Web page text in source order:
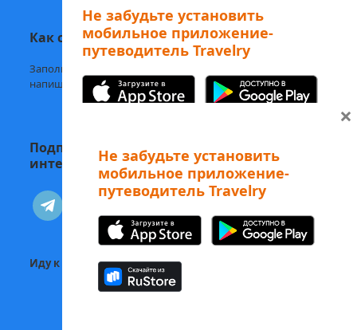
Как с нами связаться
Заполните
напишите нам в Telegramили на welcome@mytravelry.com
Подписывайтесь на Travelry — с нами
интересно и полезно!
telegram vkontakte
Иду к себе: Статьи о психологии и саморазвитии
Не забудьте установить
мобильное приложение-
путеводитель Travelry
А еще наши аудиоэкскурсии
Изучайте Рим с
Не забудьте установить
мобильное приложение-
путеводитель Travelry
×